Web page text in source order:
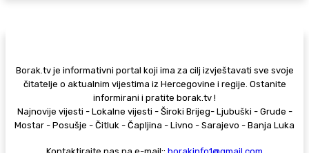
Borak.tv je informativni portal koji ima za cilj izvještavati sve svoje
čitatelje o aktualnim vijestima iz Hercegovine i regije. Ostanite
informirani i pratite borak.tv !
Najnovije vijesti - Lokalne vijesti - Široki Brijeg- Ljubuški - Grude -
Mostar - Posušje - Čitluk - Čapljina - Livno - Sarajevo - Banja Luka